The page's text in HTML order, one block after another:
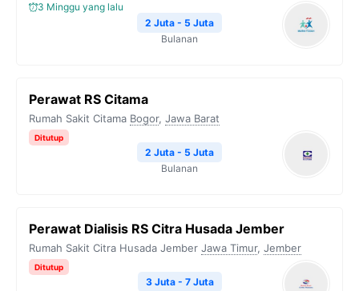
3 Minggu yang lalu
2 Juta - 5 Juta
Bulanan
Perawat RS Citama
Rumah Sakit Citama Bogor, Jawa Barat
Ditutup
2 Juta - 5 Juta
Bulanan
Perawat Dialisis RS Citra Husada Jember
Rumah Sakit Citra Husada Jember Jawa Timur, Jember
Ditutup
3 Juta - 7 Juta